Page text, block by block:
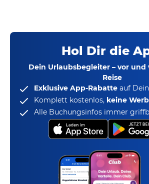
Hol Dir die
Dein Urlaubsbegleiter – vor
Reise
Exklusive App-Rabatte auf
Komplett kostenlos, keine
Alle Buchungsinfos immer